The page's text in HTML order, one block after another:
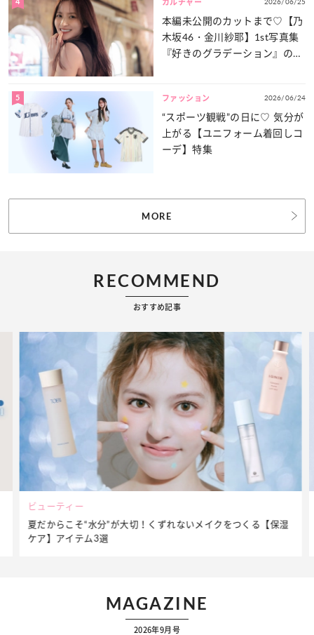
カルチャー
本編未公開のカットまで♡【乃
木坂46・金川紗耶】1st写真集
『好きのグラデーション』の魅
5 ファッション 2026/06/24
“スポーツ観戦”の日に♡ 気分が
上がる【ユニフォーム着回しコ
ーデ】特集
MORE
RECOMMEND
おすすめ記事
ビューティー
夏だからこそ“水分”が大切！くずれないメイクをつくる【保湿
ケア】アイテム3選
MAGAZINE
2026年9月号